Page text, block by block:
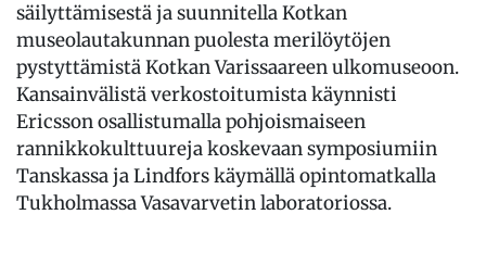
säilyttämisestä ja suunnitella Kotkan
museolautakunnan puolesta merilöytöjen
pystyttämistä Kotkan Varissaareen ulkomuseoon.
Kansainvälistä verkostoitumista käynnisti
Ericsson osallistumalla pohjoismaiseen
rannikkokulttuureja koskevaan symposiumiin
Tanskassa ja Lindfors käymällä opintomatkalla
Tukholmassa Vasavarvetin laboratoriossa.